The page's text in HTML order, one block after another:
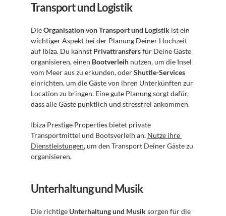
Transport und Logistik
Die Organisation von Transport und Logistik ist ein
wichtiger Aspekt bei der Planung Deiner Hochzeit
auf Ibiza. Du kannst Privattransfers für Deine Gäste
organisieren, einen Bootverleih nutzen, um die Insel
vom Meer aus zu erkunden, oder Shuttle-Services
einrichten, um die Gäste von ihren Unterkünften zur
Location zu bringen. Eine gute Planung sorgt dafür,
dass alle Gäste pünktlich und stressfrei ankommen.
Ibiza Prestige Properties bietet private
Transportmittel und Bootsverleih an. Nutze ihre
Dienstleistungen, um den Transport Deiner Gäste zu
organisieren.
Unterhaltung und Musik
Die richtige Unterhaltung und Musik sorgen für die